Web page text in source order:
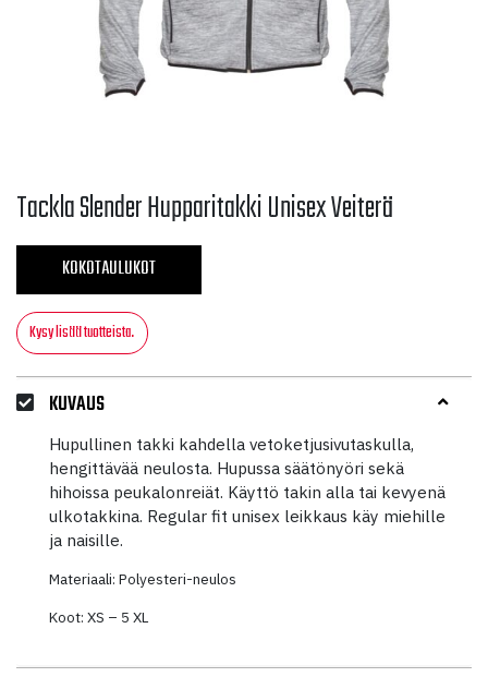
Tackla Slender Hupparitakki Unisex Veiterä
KOKOTAULUKOT
Kysy lisää tuotteista.
KUVAUS
Hupullinen takki kahdella vetoketjusivutaskulla,
hengittävää neulosta. Hupussa säätönyöri sekä
hihoissa peukalonreiät. Käyttö takin alla tai kevyenä
ulkotakkina. Regular fit unisex leikkaus käy miehille
ja naisille.
Materiaali: Polyesteri-neulos
Koot: XS – 5 XL